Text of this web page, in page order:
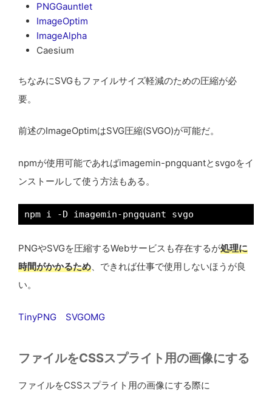
PNGGauntlet
ImageOptim
ImageAlpha
Caesium
ちなみにSVGもファイルサイズ軽減のための圧縮が必
要。
前述のImageOptimはSVG圧縮(SVGO)が可能だ。
npmが使用可能であればimagemin-pngquantとsvgoをイ
ンストールして使う方法もある。
npm i -D imagemin-pngquant svgo
PNGやSVGを圧縮するWebサービスも存在するが処理に
時間がかかるため、できれば仕事で使用しないほうが良
い。
TinyPNG SVGOMG
ファイルをCSSスプライト用の画像にする
ファイルをCSSスプライト用の画像にする際に